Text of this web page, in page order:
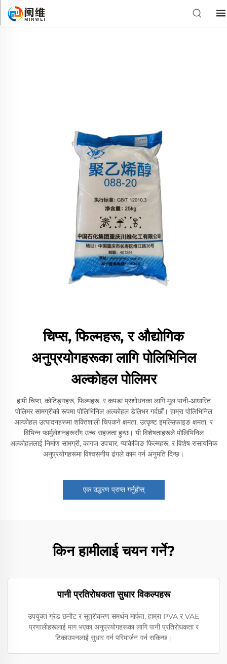
चिप्स, फिल्महरू, र औद्योगिक
अनुप्रयोगहरूका लागि पोलिभिनिल
अल्कोहल पोलिमर
हामी चिप्स, कोटिङ्गहरू, फिल्महरू, र कपडा प्रशोधनका लागि मूल पानी-आधारित
पोलिमर सामग्रीको रूपमा पोलिभिनिल अल्कोहल डेलिभर गर्दछौं। हाम्रा पोलिभिनिल
अल्कोहल उत्पादनहरूमा शक्तिशाली चिपकने क्षमता, उत्कृष्ट इमल्सिफाइङ क्षमता, र
विभिन्न फार्मुलेशनहरूसँग उच्च सहजता हुन्छ। यी विशेषताहरूले पोलिभिनिल
अल्कोहललाई निर्माण सामग्री, कागज उपचार, प्याकेजिङ फिल्महरू, र विशेष रासायनिक
अनुप्रयोगहरूमा विश्वसनीय ढंगले काम गर्न अनुमति दिन्छ।
एक उद्धरण प्राप्त गर्नुहोस्
किन हामीलाई चयन गर्ने?
पानी प्रतिरोधकता सुधार विकल्पहरू
उपयुक्त ग्रेड छनौट र सूत्रीकरण समर्थन मार्फत, हाम्रा PVA र VAE
प्रणालीहरूलाई माग भएका अनुप्रयोगहरूका लागि पानी प्रतिरोधकता र
टिकाउपनलाई सुधार गर्न परिमार्जन गर्न सकिन्छ।